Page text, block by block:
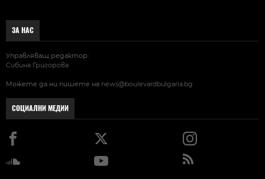
ЗА НАС
Управляващ редактор:
Сибина Григорова
Можете да ни пишете на news@boulevardbulgaria.bg
СОЦИАЛНИ МЕДИИ